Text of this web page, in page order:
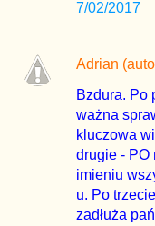
7/02/2017
Adrian
Bzdura. Po
ważna
kluczowa
drugie - PO
imieniu
u. Po
zadłuża